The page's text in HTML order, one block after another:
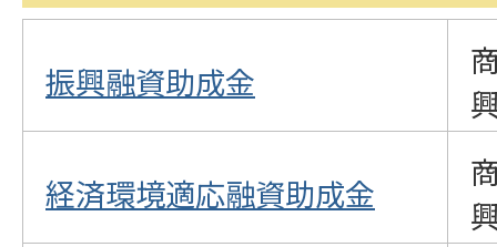
振興融資助成金
経済環境適応融資助成金